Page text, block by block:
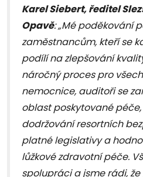
Karel Siebert, ředitel
Opavě: „Mé poděkování
zaměstnancům, kteří se
podílí na zlepšování
náročný proces pro
nemocnice, auditoři se
oblast poskytované
dodržování resortních
platné legislativy a
lůžkové zdravotní péče.
spolupráci a jsme rádi,